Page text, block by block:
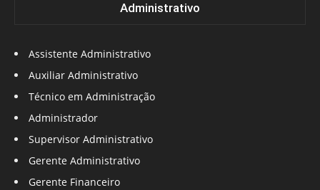
Administrativo
Assistente Administrativo
Auxiliar Administrativo
Técnico em Administração
Administrador
Supervisor Administrativo
Gerente Administrativo
Gerente Financeiro